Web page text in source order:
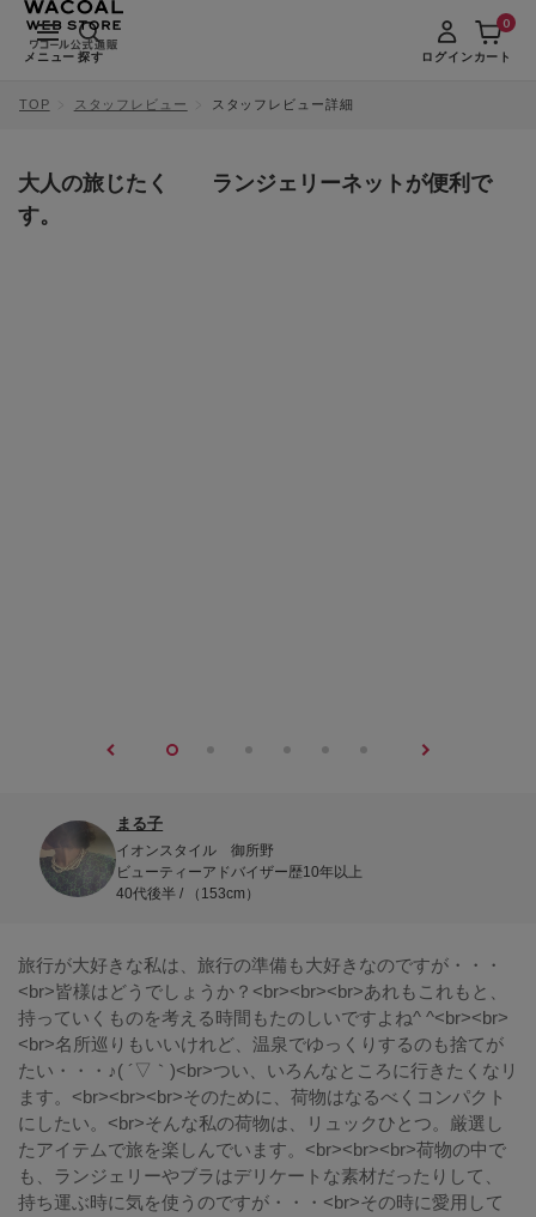
メニュー 探す ログインカート
0
TOP スタッフレビュー スタッフレビュー詳細
大人の旅じたく ランジェリーネットが便利で
す。
まる子
イオンスタイル 御所野
ビューティーアドバイザー歴10年以上
40代後半 / （153cm）
旅行が大好きな私は、旅行の準備も大好きなのですが・・・
<br>皆様はどうでしょうか？<br><br><br>あれもこれもと、
持っていくものを考える時間もたのしいですよね^ ^<br><br>
<br>名所巡りもいいけれど、温泉でゆっくりするのも捨てが
たい・・・♪( ´▽｀)<br>つい、いろんなところに行きたくなリ
ます。<br><br><br>そのために、荷物はなるべくコンパクト
にしたい。<br>そんな私の荷物は、リュックひとつ。厳選し
たアイテムで旅を楽しんでいます。<br><br><br>荷物の中で
も、ランジェリーやブラはデリケートな素材だったりして、
持ち運ぶ時に気を使うのですが・・・<br>その時に愛用して